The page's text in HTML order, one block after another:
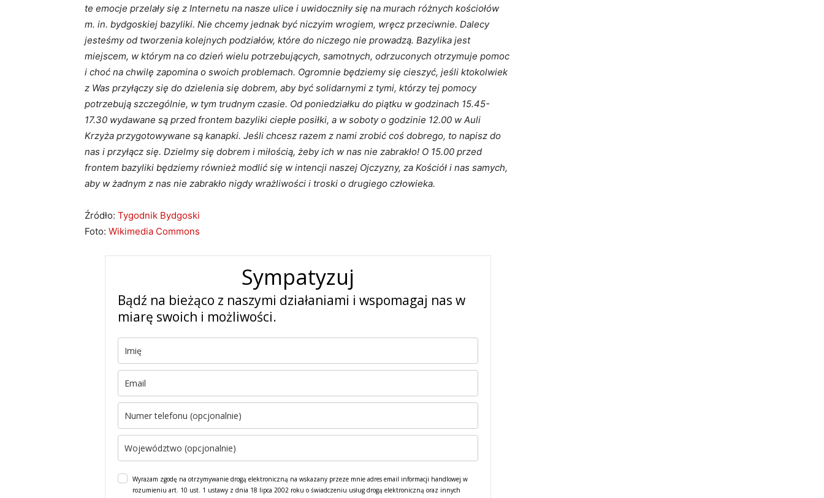
te emocje przelały się z Internetu na nasze ulice i uwidoczniły się na murach różnych kościołów
m. in. bydgoskiej bazyliki. Nie chcemy jednak być niczyim wrogiem, wręcz przeciwnie. Dalecy
jesteśmy od tworzenia kolejnych podziałów, które do niczego nie prowadzą. Bazylika jest
miejscem, w którym na co dzień wielu potrzebujących, samotnych, odrzuconych otrzymuje pomoc
i choć na chwilę zapomina o swoich problemach. Ogromnie będziemy się cieszyć, jeśli ktokolwiek
z Was przyłączy się do dzielenia się dobrem, aby być solidarnymi z tymi, którzy tej pomocy
potrzebują szczególnie, w tym trudnym czasie. Od poniedziałku do piątku w godzinach 15.45-
17.30 wydawane są przed frontem bazyliki ciepłe posiłki, a w soboty o godzinie 12.00 w Auli
Krzyża przygotowywane są kanapki. Jeśli chcesz razem z nami zrobić coś dobrego, to napisz do
nas i przyłącz się. Dzielmy się dobrem i miłością, żeby ich w nas nie zabrakło! O 15.00 przed
frontem bazyliki będziemy również modlić się w intencji naszej Ojczyzny, za Kościół i nas samych,
aby w żadnym z nas nie zabrakło nigdy wrażliwości i troski o drugiego człowieka.
Źródło: Tygodnik Bydgoski
Foto: Wikimedia Commons
Sympatyzuj
Bądź na bieżąco z naszymi działaniami i wspomagaj nas w
miarę swoich i możliwości.
Wyrażam zgodę na otrzymywanie drogą elektroniczną na wskazany przeze mnie adres email informacji handlowej w
rozumieniu art. 10 ust. 1 ustawy z dnia 18 lipca 2002 roku o świadczeniu usług drogą elektroniczną oraz innych